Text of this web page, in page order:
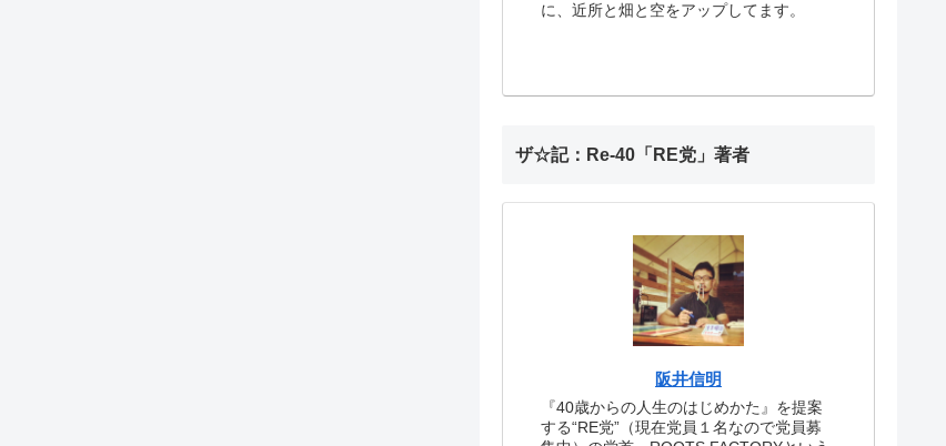
に、近所と畑と空をアップしてます。
ザ☆記：Re-40「RE党」著者
阪井信明
『40歳からの人生のはじめかた』を提案
する“RE党”（現在党員１名なので党員募